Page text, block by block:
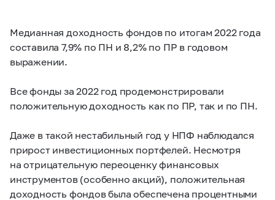
Медианная доходность фондов по итогам 2022 года
составила 7,9% по ПН и 8,2% по ПР в годовом
выражении.
Все фонды за 2022 год продемонстрировали
положительную доходность как по ПР, так и по ПН.
Даже в такой нестабильный год у НПФ наблюдался
прирост инвестиционных портфелей. Несмотря
на отрицательную переоценку финансовых
инструментов (особенно акций), положительная
доходность фондов была обеспечена процентными